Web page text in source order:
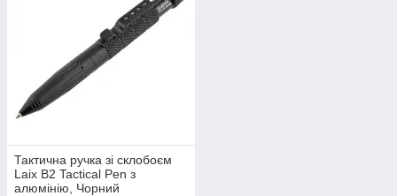
Тактична ручка зі склобоєм
Laix B2 Tactical Pen з
алюмінію, Чорний